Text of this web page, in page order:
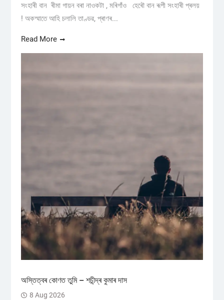
সংহাৰী বান ৰীমা গায়ন বৰা নাওকটা , মৰিগাঁও হেৰৌ বান ৰূপী সংহাৰী প্ৰলয়
! অকস্মাতে আহি চলালি তাণ্ডৱ, প্ৰাণৰ...
Read More
অস্তিত্বৰ কোণত তুমি – শচীন্দ্ৰ কুমাৰ দাস
8 Aug 2026